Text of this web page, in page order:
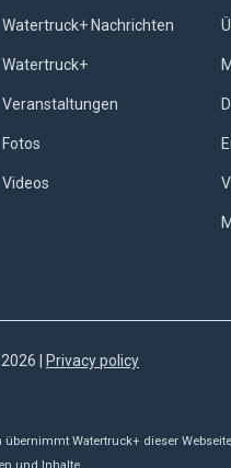
Watertruck+ Nachrichten
Watertruck+
Veranstaltungen
Fotos
Videos
| Privacy policy
Watertruck+ dieser